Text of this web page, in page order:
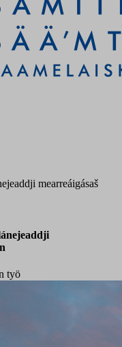
mearreáigásaš
työ